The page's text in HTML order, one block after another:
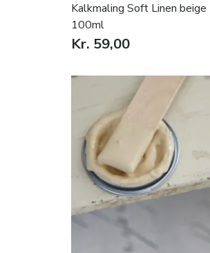
Kalkmaling Soft Linen beige
100ml
Kr. 59,00